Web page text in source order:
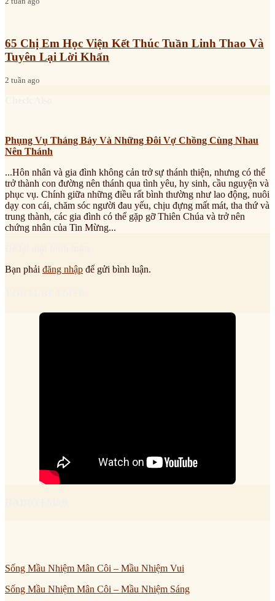
65 Chị Em Học Viện Kết Thúc Tuần Linh Thao Và
Tuyên Lại Lời Khấn
2 tuần ago
Phụng Vụ Tháng Bảy Và Những Đôi Vợ Chồng Cùng Nhau
Nên Thánh
...Hôn nhân và gia đình không cản trở sự thánh thiện, nhưng có thể
trở thành con đường nên thánh qua tình yêu, hy sinh, cầu nguyện và
phục vụ. Chính giữa những điều rất bình thường như lao động, nuôi
dạy con cái, chăm sóc người đau yếu, chịu đựng mất mát, tha thứ và
trung thành, các gia đình có thể gặp gỡ Thiên Chúa và trở nên
chứng nhân của Tin Mừng...
Bạn phải đăng nhập để gửi bình luận.
Sống Mầu Nhiệm Mân Côi – Mầu Nhiệm Vui
Sống Mầu Nhiệm Mân Côi – Mầu Nhiệm Sáng